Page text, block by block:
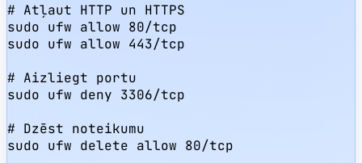
# Atļaut HTTP un HTTPS
sudo ufw allow 80/tcp
sudo ufw allow 443/tcp
# Aizliegt portu
sudo ufw deny 3306/tcp
# Dzēst noteikumu
sudo ufw delete allow 80/tcp